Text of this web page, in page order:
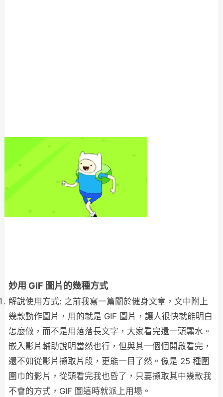
妙用 GIF 圖片的幾種方式
解說使用方式: 之前我寫一篇關於健身文章，文中附上
幾款動作圖片，用的就是 GIF 圖片，讓人很快就能明白
怎麼做，而不是用落落長文字，大家看完還一頭霧水。
嵌入影片輔助說明當然也行，但與其一個個開啟看完，
還不如從影片擷取片段，更能一目了然。像是 25 種圍
圍巾的影片，從頭看完我也昏了，只要擷取其中幾款我
不會的方式，GIF 圖這時就派上用場。